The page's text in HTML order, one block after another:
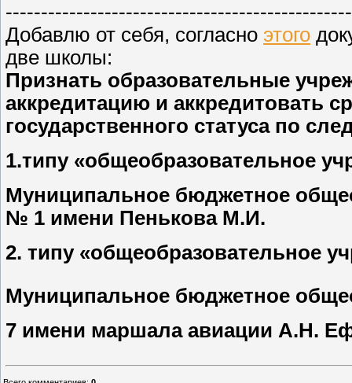
Добавлю от себя, согласно этого
две школы:
Признать образовательные
аккредитацию и аккредитовать
государственного статуса по
1.типу «общеобразовательное
Муниципальное бюджетное
№ 1 имени Пенькова М.И.
2. типу «общеобразовательное
Муниципальное бюджетное
7 имени маршала авиации А.Н.